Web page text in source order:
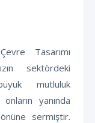
Tasarımı
sektördeki
mutluluk
yanında
sermiştir.